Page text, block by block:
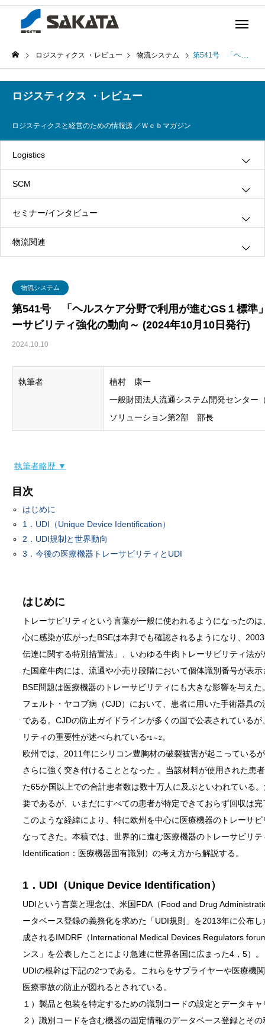
ロジスティクス ・レビュー 物流システム 第541号 「ヘルスケア分野で利用が進むGS１標準」～医療機器のバーコード表示規制とトレーサビリティ強化の動向～ (2024年10月10日発行)
物流システム
第541号 「ヘルスケア分野で利用が進むGS１標準
ーサビリティ強化の動向～ (2024年10月10日発行)
2024.10.10
執筆者
植村 康一
一般財団法人流通システム開発センター
ソリューション第2部 部長
執筆者略歴 ▼
目次
はじめに
1．UDI（Unique Device Identification）
2．UDI規制と世界動向
3．今後の医療機器トレーサビリティとUDI
はじめに
トレーサビリティという言葉が一般に使われるようになったの
心に感染が広がったBSEは本邦でも確認されるようになり、
伝達に関する特別措置法」、いわゆる牛肉トレーサビリティ法
た国産牛肉には、流通や小売り段階において個体識別番号が表
BSE問題は医療機器のトレーサビリティにも大きな影響を与え
フェルト・ヤコブ病（CJD）において、患者に用いた手術器具
である。CJDの防止ガイドラインが多くの国で公表されている
リティの重要性が述べられている*1～2 。
欧州では、2011年にシリコン豊胸材の破裂被害が起こっている
さらに強く突き付けることとなった 。当該材料が使用された患
た65か国以上での合計患者数は数十万人に及ぶといわれている
要であるが、いまだにすべての患者が特定できておらず回収は
このような経緯により、特に欧州を中心に医療機器のトレーサ
なってきた。本稿では、世界的に進む医療機器のトレーサビリ
Identification：医療機器固有識別）の考え方から解説する。
1．UDI（Unique Device Identification）
UDIという言葉と理念は、米国FDA（Food and Drug
ータベース登録の義務化を求めた「UDI規則」を2013年に公布
成されるIMDRF（International Medical Devices Regulators
ンス」を公表したことにより急速に世界各国に広まった4，5）。
UDIの根幹は下記の2つである。これらをサプライヤーや医療機
医療事故の防止が図れるとされている。
１）製品と包装を特定するための識別コードの設定とデータキ
２）識別コードを含む機器の固定情報のデータベース登録とその
ロジスティクス ・レビュー
ロジスティクスと経営のための情報源 ／Ｗｅｂマガジン
Logistics
グリーン・ロジスティクス
３ＰＬ
ロジスティクス
SCM
情報システム
生産管理
セミナー/インタビュー
インタビュー
物流関連
物流品質
輸配送